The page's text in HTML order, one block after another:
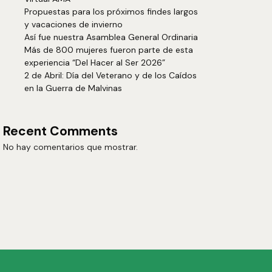
Propuestas para los próximos findes largos
y vacaciones de invierno
Así fue nuestra Asamblea General Ordinaria
Más de 800 mujeres fueron parte de esta
experiencia “Del Hacer al Ser 2026”
2 de Abril: Día del Veterano y de los Caídos
en la Guerra de Malvinas
Recent Comments
No hay comentarios que mostrar.